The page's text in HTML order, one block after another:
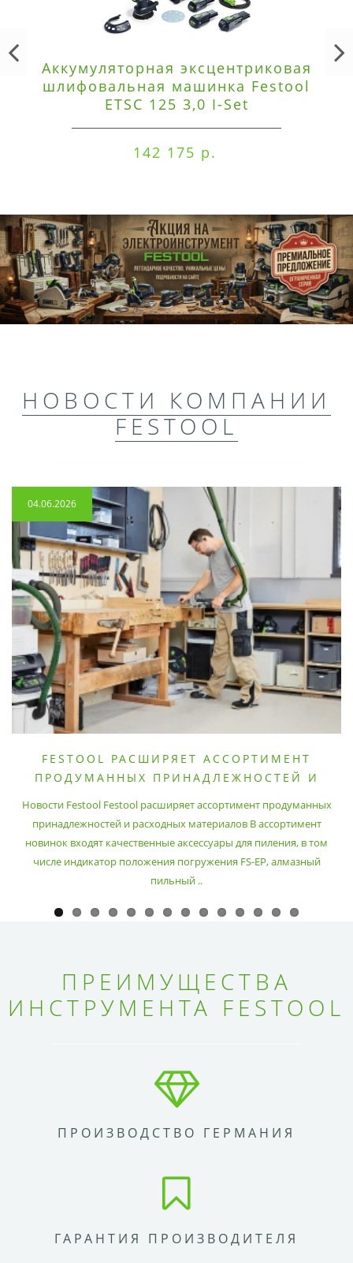
Аккумуляторная эксцентриковая
шлифовальная машинка Festool
ETSC 125 3,0 I-Set
142 175 р.
НОВОСТИ КОМПАНИИ
FESTOOL
04.06.2026
FESTOOL РАСШИРЯЕТ АССОРТИМЕНТ
ПРОДУМАННЫХ ПРИНАДЛЕЖНОСТЕЙ И
Новости Festool Festool расширяет ассортимент продуманных
принадлежностей и расходных материалов В ассортимент
новинок входят качественные аксессуары для пиления, в том
числе индикатор положения погружения FS-EP, алмазный
пильный ..
ПРЕИМУЩЕСТВА
ИНСТРУМЕНТА FESTOOL
ПРОИЗВОДСТВО ГЕРМАНИЯ
ГАРАНТИЯ ПРОИЗВОДИТЕЛЯ